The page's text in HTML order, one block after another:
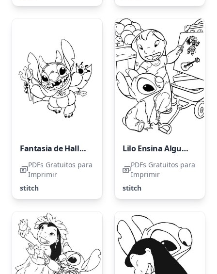
Fantasia de Halloween do Stitch como o Diabo
PDFs Gratuitos para
Imprimir
stitch
Lilo Ensina Algumas Lições para o Stitch
PDFs Gratuitos para
Imprimir
stitch